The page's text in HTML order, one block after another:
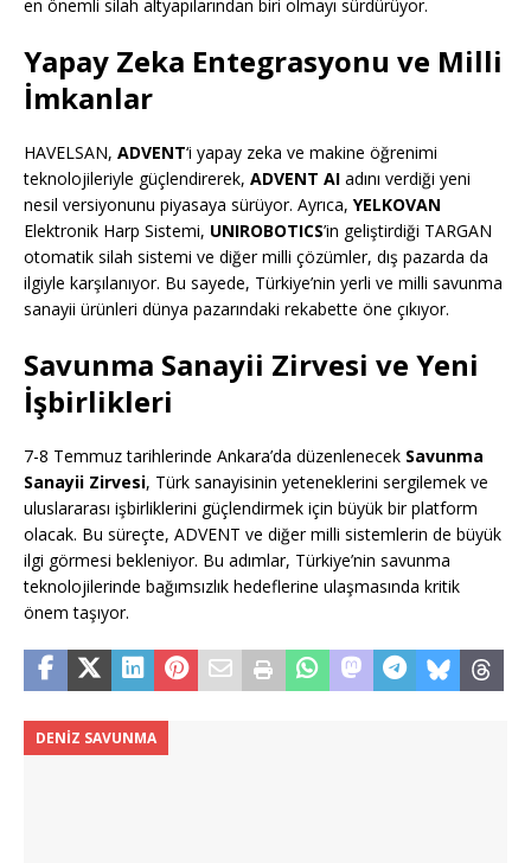
en önemli silah altyapılarından biri olmayı sürdürüyor.
Yapay Zeka Entegrasyonu ve Milli
İmkanlar
HAVELSAN, ADVENT‘i yapay zeka ve makine öğrenimi
teknolojileriyle güçlendirerek, ADVENT AI adını verdiği yeni
nesil versiyonunu piyasaya sürüyor. Ayrıca, YELKOVAN
Elektronik Harp Sistemi, UNIROBOTICS’in geliştirdiği TARGAN
otomatik silah sistemi ve diğer milli çözümler, dış pazarda da
ilgiyle karşılanıyor. Bu sayede, Türkiye’nin yerli ve milli savunma
sanayii ürünleri dünya pazarındaki rekabette öne çıkıyor.
Savunma Sanayii Zirvesi ve Yeni
İşbirlikleri
7-8 Temmuz tarihlerinde Ankara’da düzenlenecek Savunma
Sanayii Zirvesi, Türk sanayisinin yeteneklerini sergilemek ve
uluslararası işbirliklerini güçlendirmek için büyük bir platform
olacak. Bu süreçte, ADVENT ve diğer milli sistemlerin de büyük
ilgi görmesi bekleniyor. Bu adımlar, Türkiye’nin savunma
teknolojilerinde bağımsızlık hedeflerine ulaşmasında kritik
önem taşıyor.
DENIZ SAVUNMA